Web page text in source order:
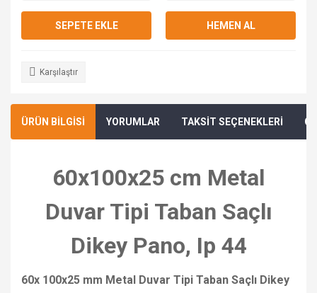
SEPETE EKLE HEMEN AL
Karşılaştır
ÜRÜN BİLGİSİ YORUMLAR TAKSİT SEÇENEKLERİ
60x100x25 cm Metal
Duvar Tipi Taban Saçlı
Dikey Pano, Ip 44
60x 100x25 mm Metal Duvar Tipi Taban Saçlı Dikey